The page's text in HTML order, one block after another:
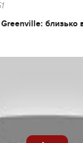
близько